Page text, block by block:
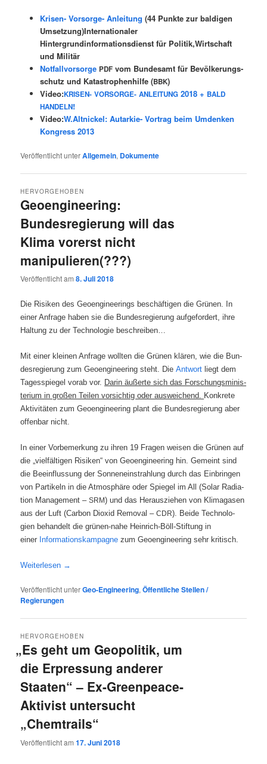
Krisen- Vorsorge- Anleitung (44 Punkte zur baldigen
Umsetzung)Internationaler
Hintergrundinformationsdienst für Politik,Wirtschaft
und Militär
Not­fall­vor­sorge PDFvom Bun­des­amt für Bevöl­ke­rungs­
schutz und Kata­stro­phen­hil­fe (BBK)
Video:KRISEN- VORSORGE- ANLEITUNG2018 + BALD
HANDELN!
Video:W.Altnickel: Autarkie- Vortrag beim Umdenken
Kongress 2013
Veröffentlicht unterAllgemein, Dokumente
Geoengineering:
Bundesregierung will das
Klima vorerst nicht
manipulieren(???)
HERVORGEHOBEN
Veröffentlicht am8. Juli 2018
Die Risi­ken des Geo­en­gi­nee­rings beschäf­ti­gen die Grü­nen. In
einer Anfra­ge haben sie die Bun­des­re­gie­rung auf­ge­for­dert, ihre
Hal­tung zu der Tech­no­lo­gie beschreiben…
Mit einer klei­nen Anfra­ge woll­ten die Grü­nen klä­ren, wie die Bun­
des­re­gie­rung zum Geo­en­gi­nee­ring steht. DieAnt­wort liegt dem
Tages­spie­gel vor­ab vor. Dar­in äußer­te sich das For­schungs­mi­nis­
te­ri­um in gro­ßen Tei­len vor­sich­tig oder aus­wei­chend. Kon­kre­te
Akti­vi­tä­ten zum Geo­en­gi­nee­ring plant die Bun­des­re­gie­rung aber
offen­bar nicht.
In einer Vor­be­mer­kung zu ihren 19 Fra­gen wei­sen die Grü­nen auf
die „viel­fäl­ti­gen Risi­ken“ von Geo­en­gi­nee­ring hin. Gemeint sind
die Beein­flus­sung der Son­nen­ein­strah­lung durch das Ein­brin­gen
von Par­ti­keln in die Atmo­sphä­re oder Spie­gel im All (Solar Radia­
ti­on Manage­ment –SRM) und das Her­aus­zie­hen von Kli­ma­ga­sen
aus der Luft (Car­bon Dioxid Rem­oval –CDR). Bei­de Tech­no­lo­
gien behan­delt die grü­nen-nahe Hein­rich-Böll-Stif­tung in
einer Infor­ma­ti­ons­kam­pa­gnezum Geo­en­gi­nee­ring sehr kritisch.
Wei­ter­le­sen →
Veröffentlicht unterGeo-Engineering,Öffentliche Stellen /
Regierungen
„Es geht um Geopolitik, um
die Erpressung anderer
Staaten“ – Ex-Greenpeace-
Aktivist untersucht
„Chemtrails“
HERVORGEHOBEN
Veröffentlicht am17. Juni 2018